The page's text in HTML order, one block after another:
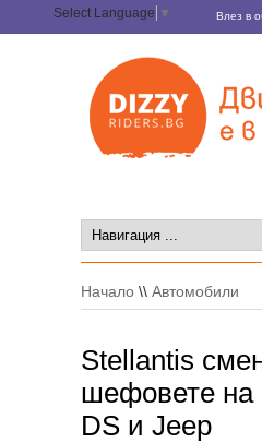
Select Language ▼ Влез в
Начало \\ Автомобили
Stellantis
шефовете на
DS и Jeep